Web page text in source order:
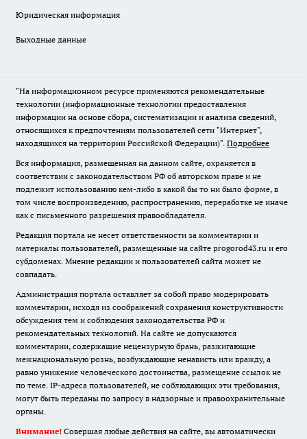
Юридическая информация
Выходные данные
"На информационном ресурсе применяются рекомендательные
технологии (информационные технологии предоставления
информации на основе сбора, систематизации и анализа сведений,
относящихся к предпочтениям пользователей сети "Интернет",
находящихся на территории Российской Федерации)". Подробнее
Вся информация, размещенная на данном сайте, охраняется в
соответствии с законодательством РФ об авторском праве и не
подлежит использованию кем-либо в какой бы то ни было форме, в
том числе воспроизведению, распространению, переработке не иначе
как с письменного разрешения правообладателя.
Редакция портала не несет ответственности за комментарии и
материалы пользователей, размещенные на сайте progorod43.ru и его
субдоменах. Мнение редакции и пользователей сайта может не
совпадать.
Администрация портала оставляет за собой право модерировать
комментарии, исходя из соображений сохранения конструктивности
обсуждения тем и соблюдения законодательства РФ и
рекомендательных технологий. На сайте не допускаются
комментарии, содержащие нецензурную брань, разжигающие
межнациональную рознь, возбуждающие ненависть или вражду, а
равно унижение человеческого достоинства, размещение ссылок не
по теме. IP-адреса пользователей, не соблюдающих эти требования,
могут быть переданы по запросу в надзорные и правоохранительные
органы.
Внимание! Совершая любые действия на сайте, вы автоматически